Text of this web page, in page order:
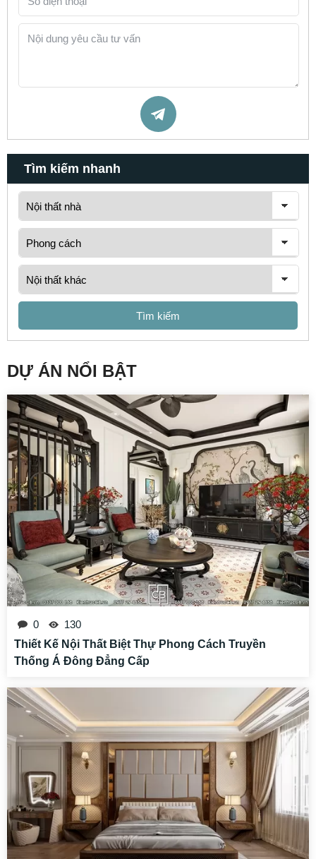
Tìm kiếm nhanh
Tìm kiếm
DỰ ÁN NỔI BẬT
0
130
Thiết Kế Nội Thất Biệt Thự Phong Cách Truyền
Thống Á Đông Đẳng Cấp